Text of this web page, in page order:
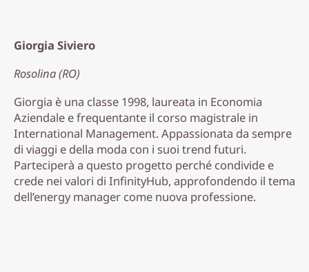
Giorgia Siviero
Rosolina (RO)
Giorgia è una classe 1998, laureata in Economia
Aziendale e frequentante il corso magistrale in
International Management. Appassionata da sempre
di viaggi e della moda con i suoi trend futuri.
Parteciperà a questo progetto perché condivide e
crede nei valori di InfinityHub, approfondendo il tema
dell’energy manager come nuova professione.